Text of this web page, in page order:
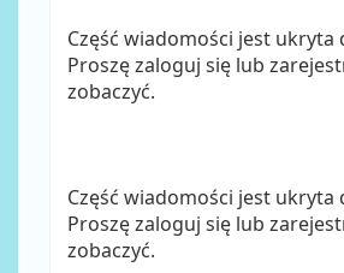
Część wiadomości jest ukryta
Proszę zaloguj się lub
zobaczyć.
Część wiadomości jest ukryta
Proszę zaloguj się lub
zobaczyć.